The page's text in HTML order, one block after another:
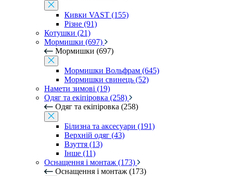
Кивки VAST (155)
Різне (91)
Котушки (21)
Мормишки (697)
Мормишки (697)
Мормишки Вольфрам (645)
Мормишки свинець (52)
Намети зимові (19)
Одяг та екіпіровка (258)
Одяг та екіпіровка (258)
Білизна та аксесуари (191)
Верхній одяг (43)
Взуття (13)
Інше (11)
Оснащення і монтаж (173)
Оснащення і монтаж (173)